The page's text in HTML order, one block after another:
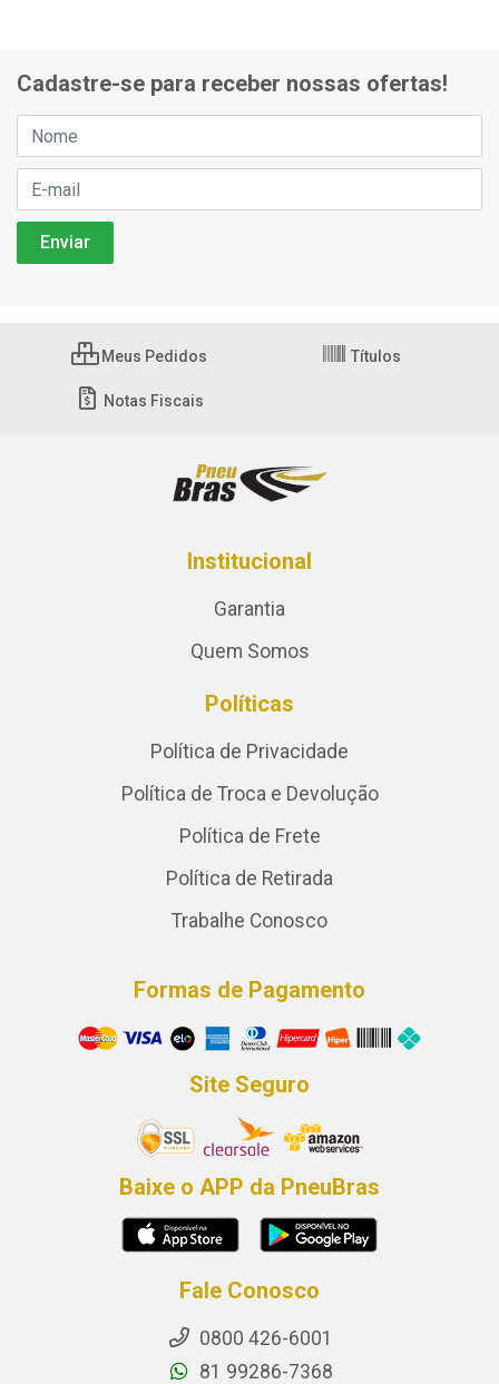
Cadastre-se para receber nossas ofertas!
Meus Pedidos Títulos
Notas Fiscais
Institucional
Garantia
Quem Somos
Políticas
Política de Privacidade
Política de Troca e Devolução
Política de Frete
Política de Retirada
Trabalhe Conosco
Formas de Pagamento
Site Seguro
Baixe o APP da PneuBras
Fale Conosco
0800 426-6001
81 99286-7368